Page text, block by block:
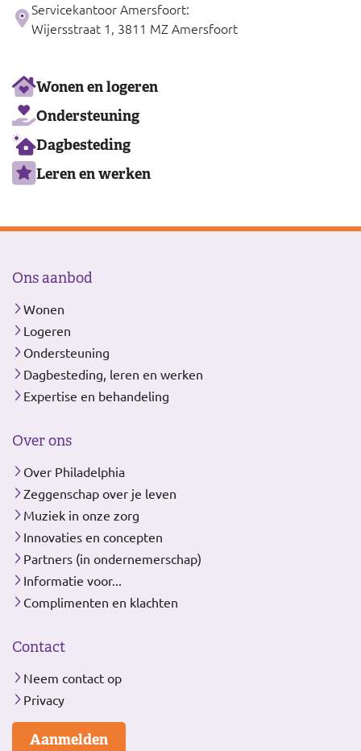
Servicekantoor Amersfoort:
Wijersstraat 1, 3811 MZ Amersfoort
Ons
aanbod
Wonen en logeren
Ondersteuning
Dagbesteding
Leren en werken
Ons aanbod
Wonen
Logeren
Ondersteuning
Dagbesteding, leren en werken
Expertise en behandeling
Over ons
Over Philadelphia
Zeggenschap over je leven
Muziek in onze zorg
Innovaties en concepten
Partners (in ondernemerschap)
Informatie voor...
Complimenten en klachten
Contact
Neem contact op
Privacy
Aanmelden